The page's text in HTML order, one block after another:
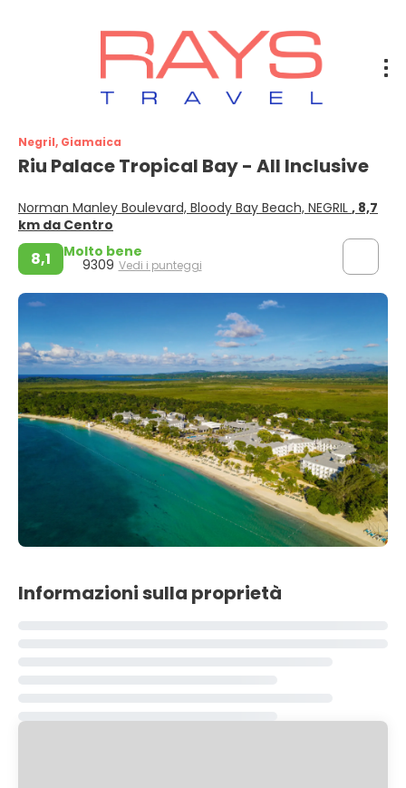
Negril, Giamaica
Riu Palace Tropical Bay - All Inclusive
Norman Manley Boulevard, Bloody Bay Beach, NEGRIL , 8,7
km da Centro
8,1 Molto bene
9309 Vedi i punteggi
Informazioni sulla proprietà